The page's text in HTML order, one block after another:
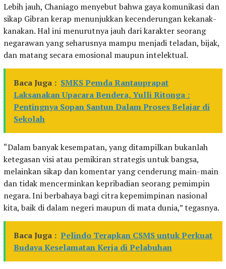
Lebih jauh, Chaniago menyebut bahwa gaya komunikasi dan
sikap Gibran kerap menunjukkan kecenderungan kekanak-
kanakan. Hal ini menurutnya jauh dari karakter seorang
negarawan yang seharusnya mampu menjadi teladan, bijak,
dan matang secara emosional maupun intelektual.
Baca Juga : SMKS Pemda Rantauprapat
Laksanakan Upacara Bendera, Yulli Ritonga :
Pentingnya Sopan Santun Dalam Proses Belajar di
Sekolah
“Dalam banyak kesempatan, yang ditampilkan bukanlah
ketegasan visi atau pemikiran strategis untuk bangsa,
melainkan sikap dan komentar yang cenderung main-main
dan tidak mencerminkan kepribadian seorang pemimpin
negara. Ini berbahaya bagi citra kepemimpinan nasional
kita, baik di dalam negeri maupun di mata dunia,” tegasnya.
Baca Juga : Pelindo Terapkan CSMS untuk Perkuat
Budaya Keselamatan Kerja di Pelabuhan